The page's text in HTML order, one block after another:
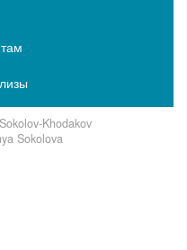
Khodakov
Sokolova